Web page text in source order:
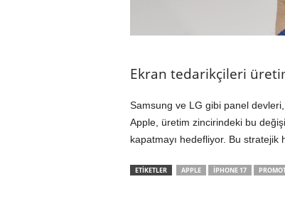
Ekran tedarikçileri
Samsung ve LG gibi panel devleri,
Apple, üretim zincirindeki bu
kapatmayı hedefliyor. Bu stratejik
ETİKETLER APPLE IPHONE 17